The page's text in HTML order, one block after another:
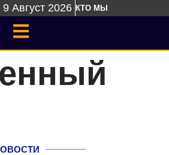
Август 2026 КТО МЫ